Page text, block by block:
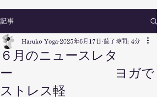
記事
６月のニュースレタ
ー ヨガで
Haruko Yoga 2025年6月17日 読了時間: 4分